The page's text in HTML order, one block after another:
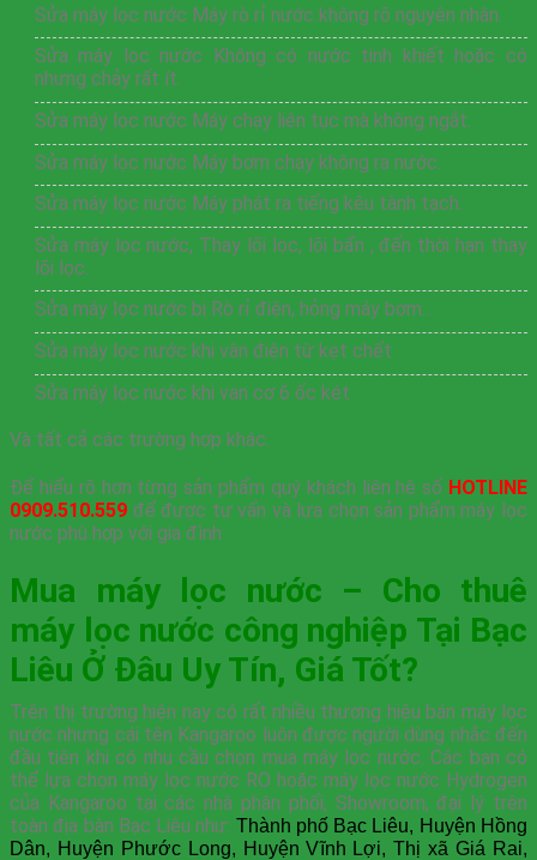
Sửa máy lọc nước Máy rò rỉ nước không rõ nguyên nhân.
Sửa máy lọc nước Không có nước tinh khiết hoặc có
nhưng chảy rất ít.
Sửa máy lọc nước Máy chạy liên tục mà không ngắt.
Sửa máy lọc nước Máy bơm chạy không ra nước.
Sửa máy lọc nước Máy phát ra tiếng kêu tành tạch.
Sửa máy lọc nước, Thay lõi lọc, lõi bẩn , đến thời hạn thay
lõi lọc.
Sửa máy lọc nước bị Rò rỉ điện, hỏng máy bơm…
Sửa máy lọc nước khi vân điện từ kẹt chết
Sửa máy lọc nước khi van cơ 6 ốc két
Và tất cả các trường hợp khác.
Để hiểu rõ hơn từng sản phẩm quý khách liên hệ số HOTLINE
0909.510.559 để được tư vấn và lựa chọn sản phẩm máy lọc
nước phù hợp với gia đình
Mua máy lọc nước – Cho thuê
máy lọc nước công nghiệp Tại Bạc
Liêu Ở Đâu Uy Tín, Giá Tốt?
Trên thị trường hiện nay có rất nhiều thương hiệu bán máy lọc
nước nhưng cái tên Kangaroo luôn được người dùng nhắc đến
đầu tiên khi có nhu cầu chọn mua máy lọc nước. Các bạn có
thể lựa chọn máy lọc nước RO hoặc máy lọc nước Hydrogen
của Kangaroo tại các nhà phân phối, Showroom, đại lý trên
toàn địa bàn Bạc Liêu như: Thành phố Bạc Liêu, Huyện Hồng
Dân, Huyện Phước Long, Huyện Vĩnh Lợi, Thị xã Giá Rai,